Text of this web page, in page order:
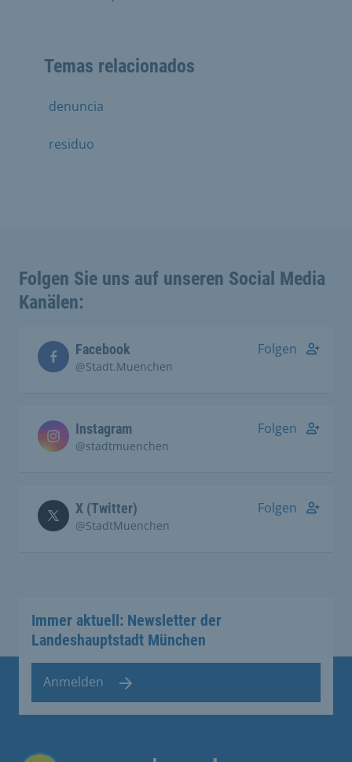
Temas relacionados
denuncia
residuo
Folgen Sie uns auf unseren Social Media
Kanälen:
Facebook
@Stadt.Muenchen
Folgen
Instagram
@stadtmuenchen
Folgen
X (Twitter)
@StadtMuenchen
Folgen
Immer aktuell: Newsletter der
Landeshauptstadt München
Anmelden